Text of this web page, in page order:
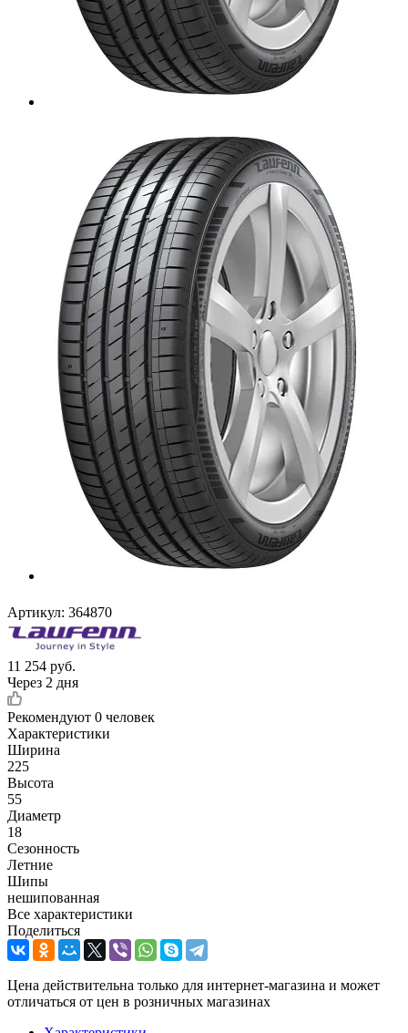
Артикул: 364870
11 254 руб.
Через 2 дня
Рекомендуют 0 человек
Характеристики
Ширина
225
Высота
55
Диаметр
18
Сезонность
Летние
Шипы
нешипованная
Все характеристики
Поделиться
Цена действительна только для интернет-магазина и может
отличаться от цен в розничных магазинах